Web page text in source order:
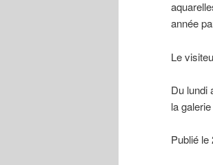
année
Le
Du lundi
la
Publié